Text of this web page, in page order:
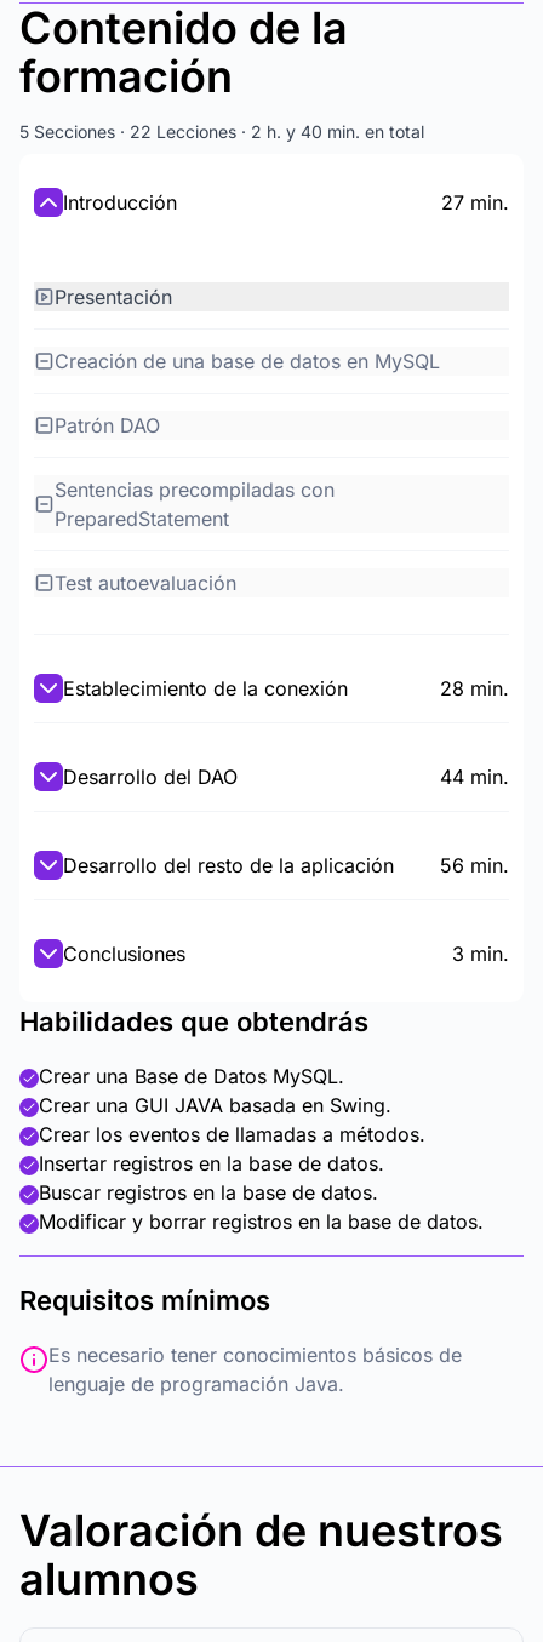
Contenido de la
formación
5 Secciones · 22 Lecciones · 2 h. y 40 min. en total
Introducción 27 min.
Presentación
Creación de una base de datos en MySQL
Patrón DAO
Sentencias precompiladas con
PreparedStatement
Test autoevaluación
Establecimiento de la conexión 28 min.
Desarrollo del DAO 44 min.
Desarrollo del resto de la aplicación 56 min.
Conclusiones 3 min.
Habilidades que obtendrás
Crear una Base de Datos MySQL.
Crear una GUI JAVA basada en Swing.
Crear los eventos de llamadas a métodos.
Insertar registros en la base de datos.
Buscar registros en la base de datos.
Modificar y borrar registros en la base de datos.
Requisitos mínimos
Es necesario tener conocimientos básicos de
lenguaje de programación Java.
Valoración de nuestros
alumnos